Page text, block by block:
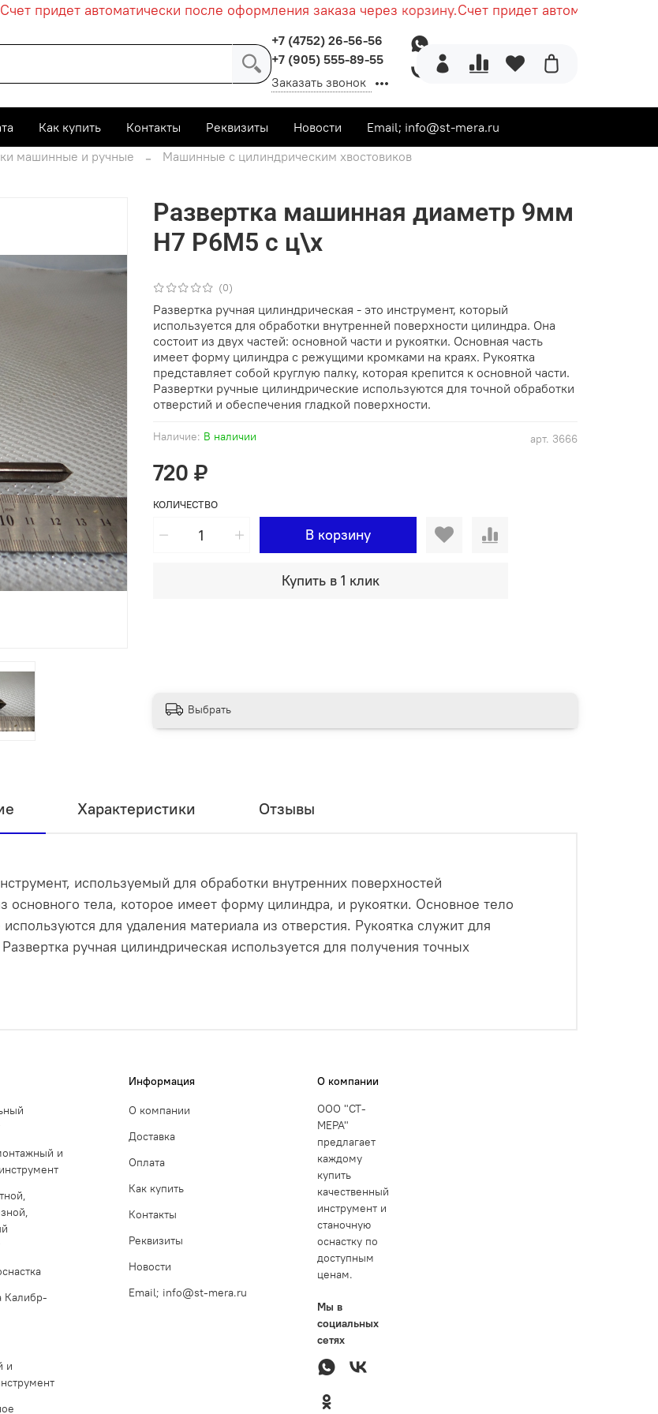
придет автоматически после оформления заказа через корзину.Счет придет автоматически
+7 (4752) 26-56-56
+7 (905) 555-89-55
Заказать звонок
Как купить Контакты Реквизиты Новости
Email; info@st-mera.ru
машинные и ручные Машинные с цилиндрическим хвостовиков
(0)
арт. 3666
Наличие: В наличии
Развертка машинная диаметр 9мм
Н7 Р6М5 с ц\х
720 ₽
КОЛИЧЕСТВО
В корзину
Купить в 1 клик
Развертка ручная цилиндрическая - это инструмент, который
используется для обработки внутренней поверхности цилиндра. Она
состоит из двух частей: основной части и рукоятки. Основная часть
имеет форму цилиндра с режущими кромками на краях. Рукоятка
представляет собой круглую палку, которая крепится к основной части.
Развертки ручные цилиндрические используются для точной обработки
отверстий и обеспечения гладкой поверхности.
Выбрать
Характеристики Отзывы
используемый для обработки внутренних поверхностей
основного тела, которое имеет форму цилиндра, и рукоятки. Основное тело
для удаления материала из отверстия. Рукоятка служит для
ручная цилиндрическая используется для получения точных
и
Калибр-
и
Информация
О компании
Доставка
Оплата
Как купить
Контакты
Реквизиты
Новости
Email; info@st-mera.ru
О компании
ООО "СТ-
МЕРА"
предлагает
каждому
купить
качественный
инструмент и
станочную
оснастку по
доступным
ценам.
Мы в
социальных
сетях